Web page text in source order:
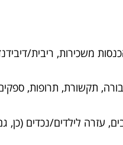
משכירות, ריבית/
תקשורת, תרופות,
עזרה לילדים/נכדים (כן,